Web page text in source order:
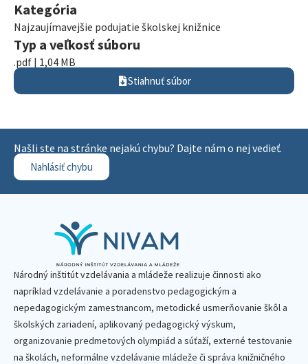
Kategória
Najzaujímavejšie podujatie školskej knižnice
Typ a veľkosť súboru
.pdf | 1,04 MB
Stiahnuť súbor
Našli ste na stránke nejakú chybu? Dajte nám o nej vedieť.
Nahlásiť chybu
Národný inštitút vzdelávania a mládeže realizuje činnosti ako
napríklad vzdelávanie a poradenstvo pedagogickým a
nepedagogickým zamestnancom, metodické usmerňovanie škôl a
školských zariadení, aplikovaný pedagogický výskum,
organizovanie predmetových olympiád a súťaží, externé testovanie
na školách, neformálne vzdelávanie mládeže či správa knižničného